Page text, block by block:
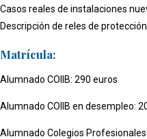
Casos reales de instalaciones
Descripción de reles de
Matrícula:
Alumnado COIIB: 290 euros
Alumnado COIIB en desempleo:
Alumnado Colegios